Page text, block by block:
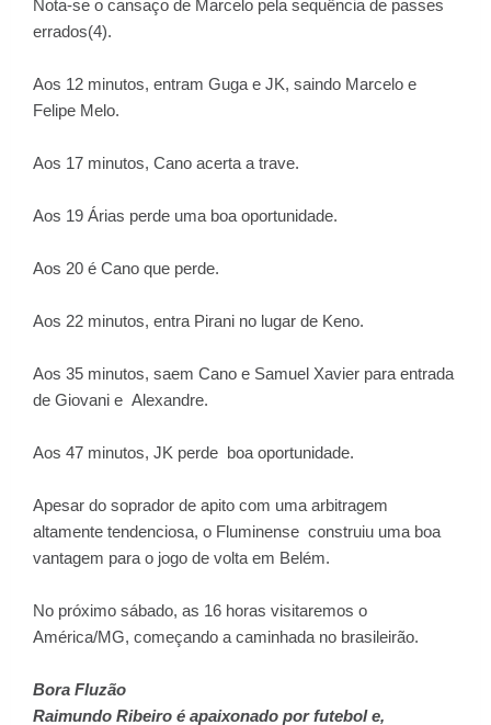
Nota-se o cansaço de Marcelo pela sequência de passes
errados(4).
Aos 12 minutos, entram Guga e JK, saindo Marcelo e
Felipe Melo.
Aos 17 minutos, Cano acerta a trave.
Aos 19 Árias perde uma boa oportunidade.
Aos 20 é Cano que perde.
Aos 22 minutos, entra Pirani no lugar de Keno.
Aos 35 minutos, saem Cano e Samuel Xavier para entrada
de Giovani e Alexandre.
Aos 47 minutos, JK perde boa oportunidade.
Apesar do soprador de apito com uma arbitragem
altamente tendenciosa, o Fluminense construiu uma boa
vantagem para o jogo de volta em Belém.
No próximo sábado, as 16 horas visitaremos o
América/MG, começando a caminhada no brasileirão.
Bora Fluzão
Raimundo Ribeiro é apaixonado por futebol e,